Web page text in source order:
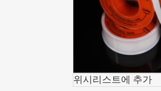
위시리스트에 추가